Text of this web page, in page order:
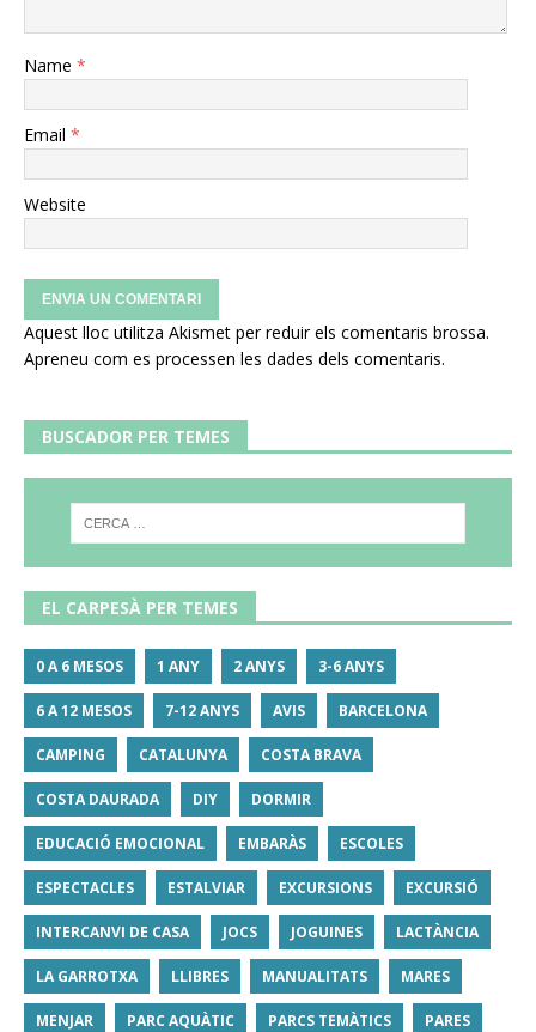
Name *
Email *
Website
Aquest lloc utilitza Akismet per reduir els comentaris brossa.
Apreneu com es processen les dades dels comentaris.
BUSCADOR PER TEMES
EL CARPESÀ PER TEMES
0 A 6 MESOS 1 ANY 2 ANYS 3-6 ANYS
6 A 12 MESOS 7-12 ANYS AVIS BARCELONA
CAMPING CATALUNYA COSTA BRAVA
COSTA DAURADA DIY DORMIR
EDUCACIÓ EMOCIONAL EMBARÀS ESCOLES
ESPECTACLES ESTALVIAR EXCURSIONS EXCURSIÓ
INTERCANVI DE CASA JOCS JOGUINES LACTÀNCIA
LA GARROTXA LLIBRES MANUALITATS MARES
MENJAR PARC AQUÀTIC PARCS TEMÀTICS PARES